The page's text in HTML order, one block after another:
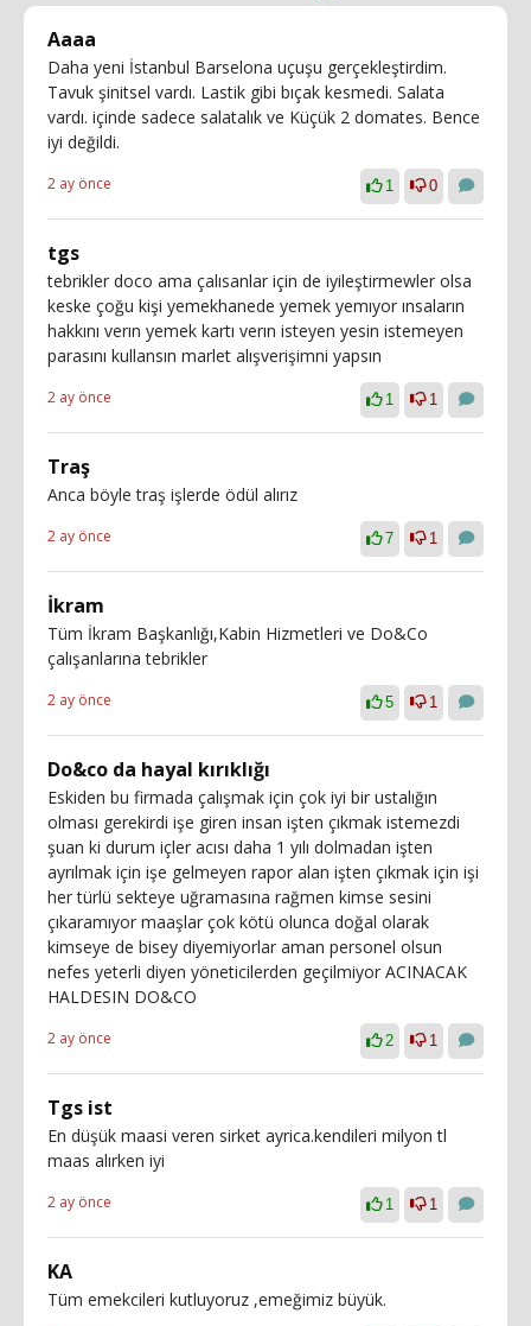
Aaaa
Daha yeni İstanbul Barselona uçuşu gerçekleştirdim.
Tavuk şinitsel vardı. Lastik gibi bıçak kesmedi. Salata
vardı. içinde sadece salatalık ve Küçük 2 domates. Bence
iyi değildi.
2 ay önce 1 0
tgs
tebrikler doco ama çalısanlar için de iyileştirmewler olsa
keske çoğu kişi yemekhanede yemek yemıyor ınsaların
hakkını verın yemek kartı verın isteyen yesin istemeyen
parasını kullansın marlet alışverişimni yapsın
2 ay önce 1 1
Traş
Anca böyle traş işlerde ödül alırız
2 ay önce 7 1
İkram
Tüm İkram Başkanlığı,Kabin Hizmetleri ve Do&Co
çalışanlarına tebrikler
2 ay önce 5 1
Do&co da hayal kırıklığı
Eskiden bu firmada çalışmak için çok iyi bir ustalığın
olması gerekirdi işe giren insan işten çıkmak istemezdi
şuan ki durum içler acısı daha 1 yılı dolmadan işten
ayrılmak için işe gelmeyen rapor alan işten çıkmak için işi
her türlü sekteye uğramasına rağmen kimse sesini
çıkaramıyor maaşlar çok kötü olunca doğal olarak
kimseye de bisey diyemiyorlar aman personel olsun
nefes yeterli diyen yöneticilerden geçilmiyor ACINACAK
HALDESIN DO&CO
2 ay önce 2 1
Tgs ist
En düşük maasi veren sirket ayrica.kendileri milyon tl
maas alırken iyi
2 ay önce 1 1
KA
Tüm emekcileri kutluyoruz ,emeğimiz büyük.